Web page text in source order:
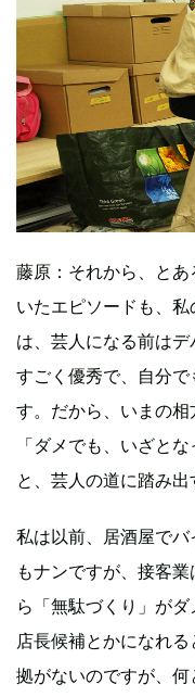
藤原：それから、と
いたエピソードも、
は、芸人になる前はデ
すごく優秀で、自分
す。だから、いまの相
「ダメでも、いざと
と、芸人の道に踏み出
私は以前、居酒屋で
もナンですが、接客
ら「無駄づくり」が
店長候補とかになれ
拠がないのですが、